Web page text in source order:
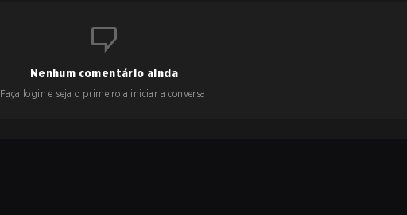
Nenhum comentário ainda
Faça login e seja o primeiro a iniciar a conversa!